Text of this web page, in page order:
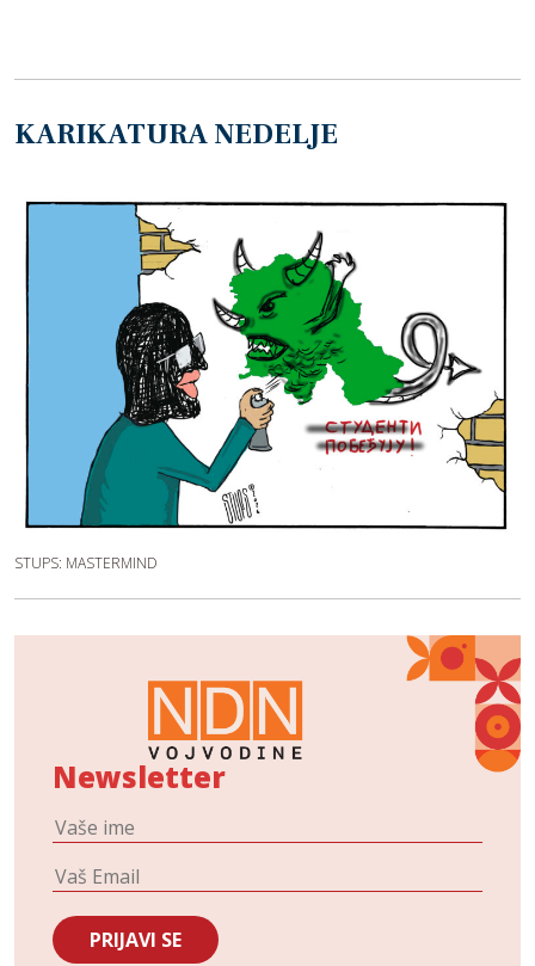
KARIKATURA NEDELJE
STUPS: MASTERMIND
Newsletter